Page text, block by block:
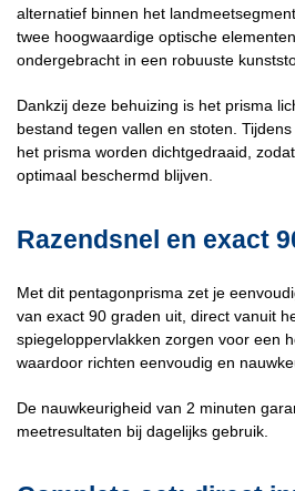
alternatief binnen het
twee hoogwaardige optische
ondergebracht in een robuuste
Dankzij deze behuizing is het prisma
bestand tegen vallen en stoten.
het prisma worden dichtgedraaid,
optimaal beschermd blijven.
Razendsnel en exact
Met dit pentagonprisma zet je
van exact 90 graden uit, direct vanuit
spiegeloppervlakken zorgen voor een
waardoor richten eenvoudig en
De nauwkeurigheid van 2 minuten
meetresultaten bij dagelijks gebruik.